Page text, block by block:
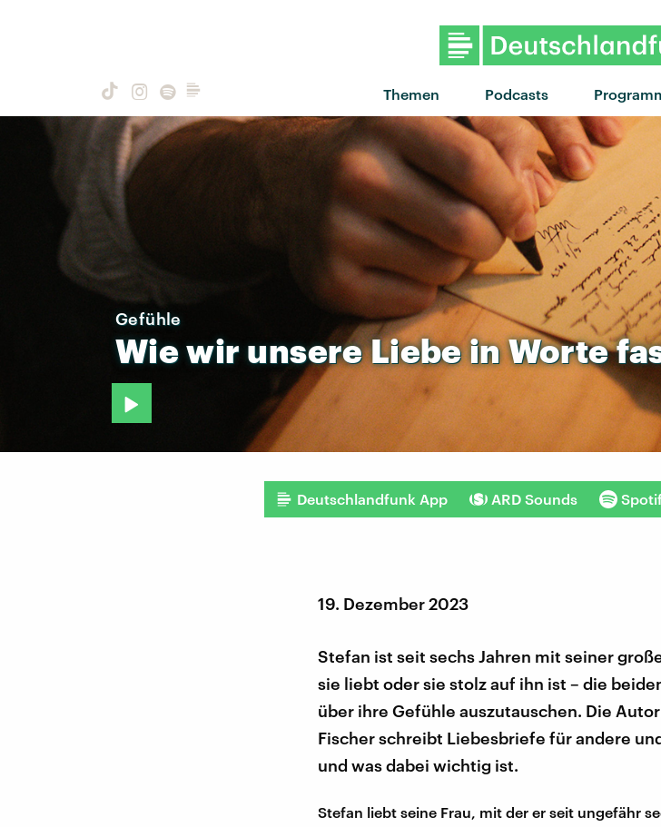
Themen Podcasts
"No
Gefühle
Wiewir unsereLiebeinWorte
Deutschlandfunk App ARD Sounds
19. Dezember 2023
Stefan ist seit sechs Jahren mit seiner
sie liebt oder sie stolz auf ihn ist – die
über ihre Gefühle auszutauschen. Die
Fischer schreibt Liebesbriefe für andere
und was dabei wichtig ist.
Stefan liebt seine Frau, mit der er seit ungefähr